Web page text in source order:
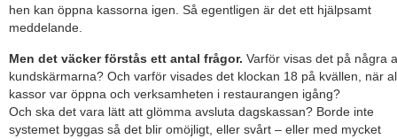
hen kan öppna kassorna igen. Så egentligen är det ett hjälpsamt
meddelande.
Men det väcker förstås ett antal frågor. Varför visas det på några
kundskärmarna? Och varför visades det klockan 18 på kvällen, när
kassor var öppna och verksamheten i restaurangen igång?
Och ska det vara lätt att glömma avsluta dagskassan? Borde inte
systemet byggas så det blir omöjligt, eller svårt – eller med mycket